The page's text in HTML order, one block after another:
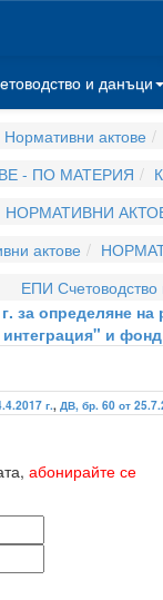
и данъци
актове
- ПО МАТЕРИЯ
НОРМАТИВНИ
актове
ЕПИ
за определяне
интеграция" и
г., ДВ, бр. 60 от
абонирайте се